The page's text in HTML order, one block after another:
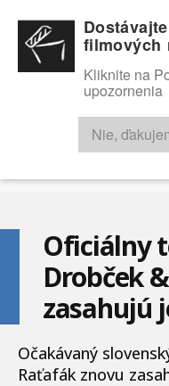
RECENZIE
Oficiálny
Drobček
zasahujú
Očakávaný
Raťafák znovu
filmových
Kliknite na
upozornenia
Nie,